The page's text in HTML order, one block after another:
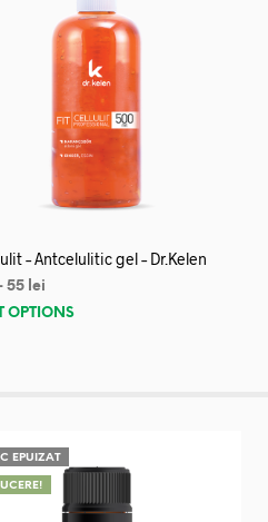
– Antcelulitic gel – Dr.Kelen
55 lei
OPTIONS
EPUIZAT